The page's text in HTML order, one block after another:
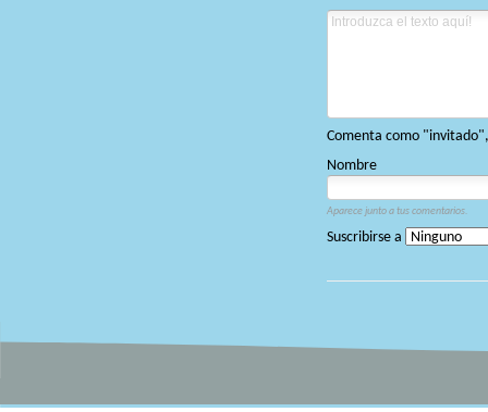
Comenta como
Nombre
Aparece junto a tus comentarios.
Suscribirse a